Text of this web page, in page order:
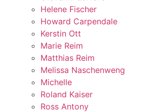
Helene Fischer
Howard Carpendale
Kerstin Ott
Marie Reim
Matthias Reim
Melissa Naschenweng
Michelle
Roland Kaiser
Ross Antony